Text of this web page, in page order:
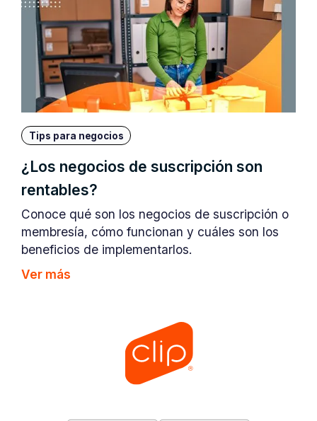
Tips para negocios
¿Los negocios de suscripción son
rentables?
Conoce qué son los negocios de suscripción o
membresía, cómo funcionan y cuáles son los
beneficios de implementarlos.
Ver más